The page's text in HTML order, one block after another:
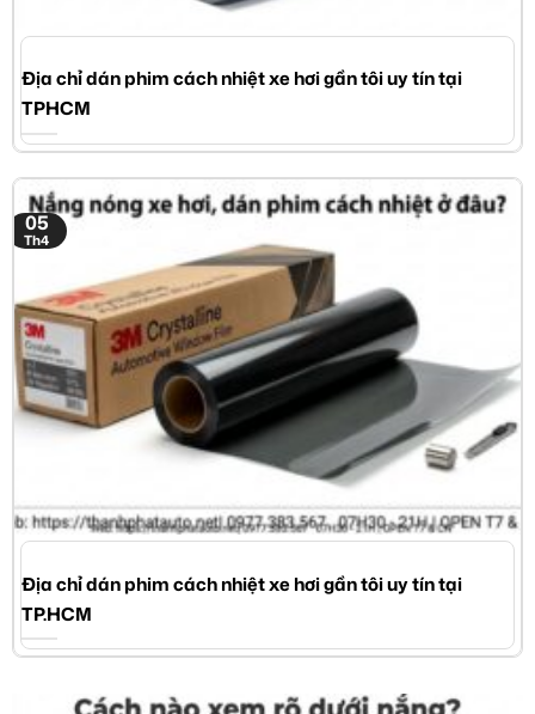
Địa chỉ dán phim cách nhiệt xe hơi gần tôi uy tín tại
TPHCM
Địa chỉ dán phim cách nhiệt xe hơi gần tôi uy tín tại
TP.HCM
05
Th4